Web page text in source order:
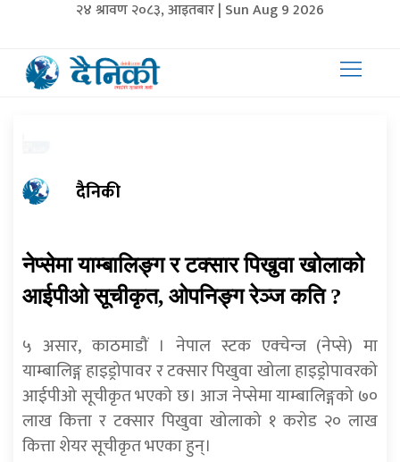
२४ श्रावण २०८३, आइतबार | Sun Aug 9 2026
दैनिकी
नेप्सेमा याम्बालिङ्ग र टक्सार पिखुवा खोलाको
आईपीओ सूचीकृत, ओपनिङ्ग रेञ्ज कति ?
५ असार, काठमाडौं । नेपाल स्टक एक्चेन्ज (नेप्से) मा
याम्बालिङ्ग हाइड्रोपावर र टक्सार पिखुवा खोला हाइड्रोपावरको
आईपीओ सूचीकृत भएको छ। आज नेप्सेमा याम्बालिङ्गको ७०
लाख कित्ता र टक्सार पिखुवा खोलाको १ करोड २० लाख
कित्ता शेयर सूचीकृत भएका हुन्।